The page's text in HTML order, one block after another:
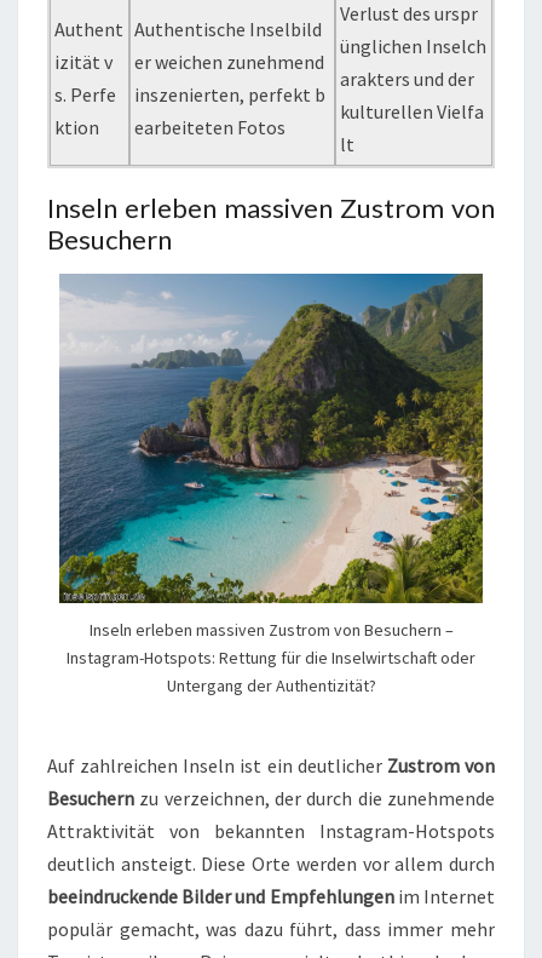
Authent
izität v
s. Perfe
ktion
Authentische Inselbild
er weichen zunehmend
inszenierten, perfekt b
earbeiteten Fotos
Verlust des urspr
ünglichen Inselch
arakters und der
kulturellen Vielfa
lt
Inseln erleben massiven Zustrom von
Besuchern
Inseln erleben massiven Zustrom von Besuchern –
Instagram-Hotspots: Rettung für die Inselwirtschaft oder
Untergang der Authentizität?
Auf zahlreichen Inseln ist ein deutlicher Zustrom von
Besuchern zu verzeichnen, der durch die zunehmende
Attraktivität von bekannten Instagram-Hotspots
deutlich ansteigt. Diese Orte werden vor allem durch
beeindruckende Bilder und Empfehlungen im Internet
populär gemacht, was dazu führt, dass immer mehr